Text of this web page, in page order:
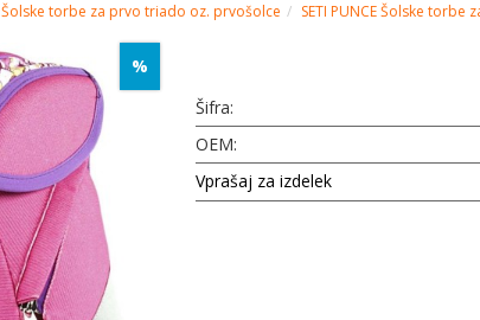
Šolske torbe za prvo triado oz. prvošolce SETI PUNCE Šolske
%
Šifra:
OEM:
Vprašaj za izdelek